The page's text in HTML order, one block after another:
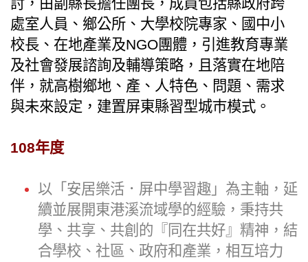
處室人員、鄉公所、大學校院專家、國中小
校長、在地產業及NGO團體，引進教育專業
及社會發展諮詢及輔導策略，且落實在地陪
伴，就高樹鄉地、產、人特色、問題、需求
與未來設定，建置屏東縣習型城巿模式。
108年度
以「安居樂活．屏中學習趣」為主軸，延
續並展開東港溪流域學的經驗，秉持共
學、共享、共創的『同在共好』精神，結
合學校、社區、政府和產業，相互培力